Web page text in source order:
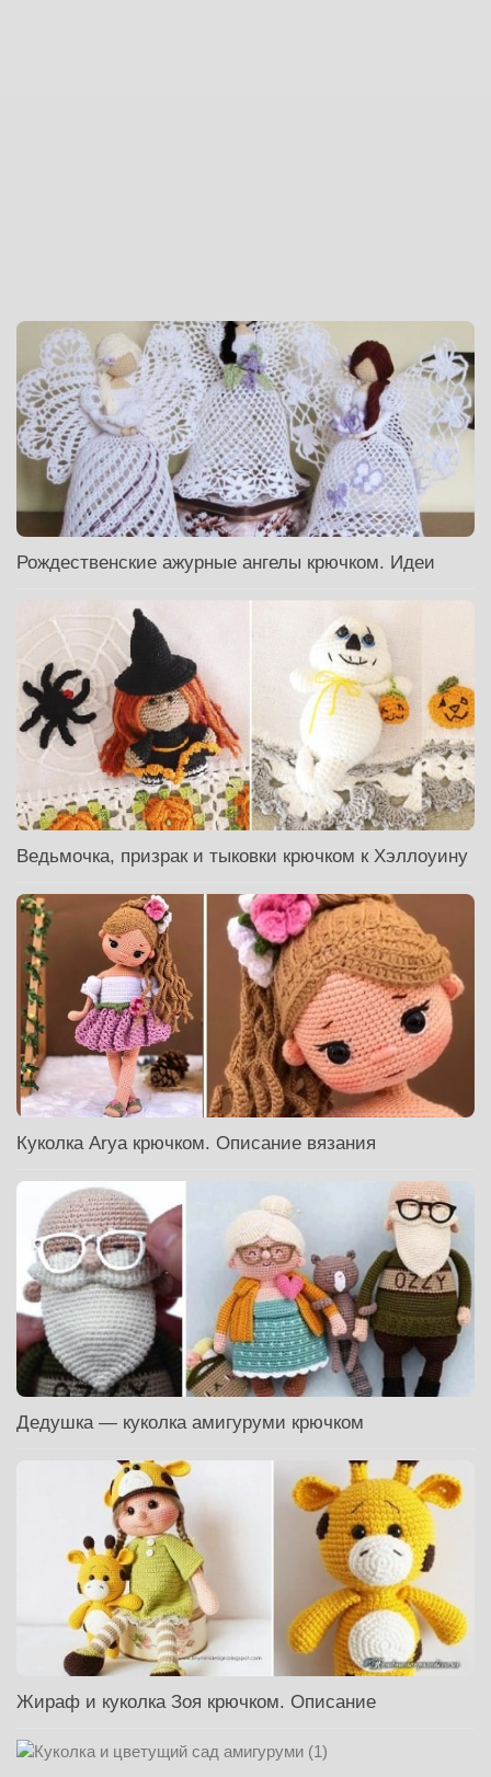
Рождественские ажурные ангелы крючком. Идеи
Ведьмочка, призрак и тыковки крючком к Хэллоуину
Куколка Arya крючком. Описание вязания
Дедушка — куколка амигуруми крючком
Жираф и куколка Зоя крючком. Описание